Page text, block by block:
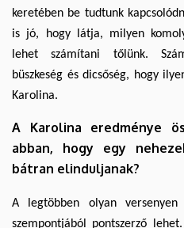
keretében be tudtunk
is jó, hogy látja, milyen
lehet számítani tőlünk.
büszkeség és dicsőség, hogy
Karolina.
A Karolina eredménye
abban, hogy egy
bátran elinduljanak?
A legtöbben olyan
szempontjából pontszerző